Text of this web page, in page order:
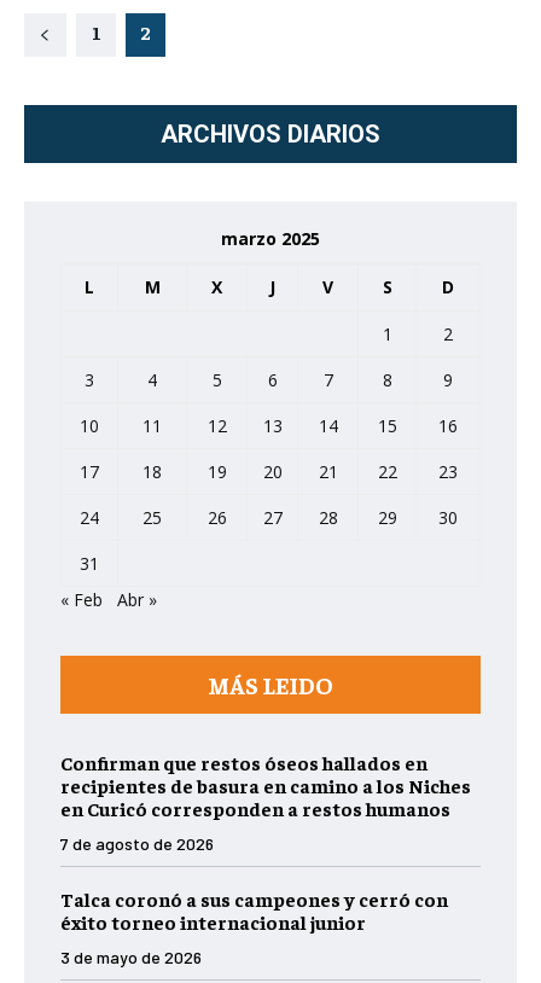
1 2
ARCHIVOS DIARIOS
marzo 2025
L M X J V S D
1
2
3
4 5 6 7 8
9
10
11 12 13 14 15
16
17
18 19 20 21 22
23
24
25 26 27 28 29
30
31
« Feb
Abr »
MÁS LEIDO
Confirman que restos óseos hallados en
recipientes de basura en camino a los Niches
en Curicó corresponden a restos humanos
7 de agosto de 2026
Talca coronó a sus campeones y cerró con
éxito torneo internacional junior
3 de mayo de 2026